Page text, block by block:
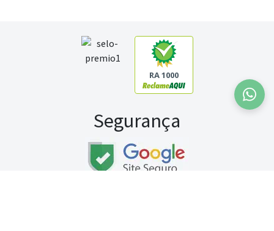
RA 1000
Segurança